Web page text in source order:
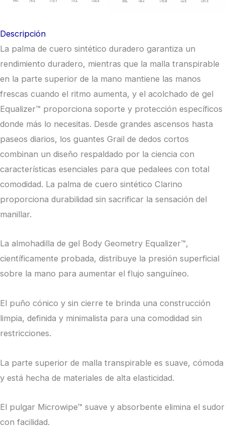
Descripción
La palma de cuero sintético duradero garantiza un
rendimiento duradero, mientras que la malla transpirable
en la parte superior de la mano mantiene las manos
frescas cuando el ritmo aumenta, y el acolchado de gel
Equalizer™ proporciona soporte y protección específicos
donde más lo necesitas. Desde grandes ascensos hasta
paseos diarios, los guantes Grail de dedos cortos
combinan un diseño respaldado por la ciencia con
características esenciales para que pedalees con total
comodidad. La palma de cuero sintético Clarino
proporciona durabilidad sin sacrificar la sensación del
manillar.
La almohadilla de gel Body Geometry Equalizer™,
científicamente probada, distribuye la presión superficial
sobre la mano para aumentar el flujo sanguíneo.
El puño cónico y sin cierre te brinda una construcción
limpia, definida y minimalista para una comodidad sin
restricciones.
La parte superior de malla transpirable es suave, cómoda
y está hecha de materiales de alta elasticidad.
El pulgar Microwipe™ suave y absorbente elimina el sudor
con facilidad.